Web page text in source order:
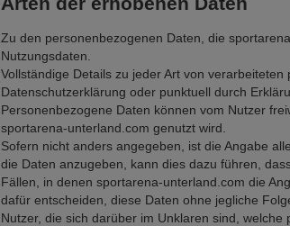
Zu den personenbezogenen Daten, die
Nutzungsdaten.
Vollständige Details zu jeder Art von
Datenschutzerklärung oder punktuell durch
Personenbezogene Daten können vom Nutzer
sportarena-unterland.com genutzt wird.
Sofern nicht anders angegeben, ist die Angabe
die Daten anzugeben, kann dies dazu führen,
Fällen, in denen sportarena-unterland.com die
dafür entscheiden, diese Daten ohne jegliche
Nutzer, die sich darüber im Unklaren sind,